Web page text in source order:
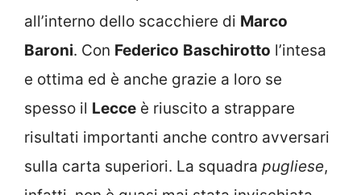
all’interno dello scacchiere di Marco
Baroni. Con Federico Baschirotto l’intesa
e ottima ed è anche grazie a loro se
spesso il Lecce è riuscito a strappare
risultati importanti anche contro avversari
sulla carta superiori. La squadra pugliese,